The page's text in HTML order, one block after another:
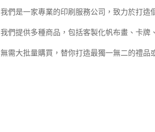
我們是一家專業的印刷服務公司，致力於打造
我們提供多種商品，包括客製化帆布畫、卡牌
無需大批量購買，替你打造最獨一無二的禮品